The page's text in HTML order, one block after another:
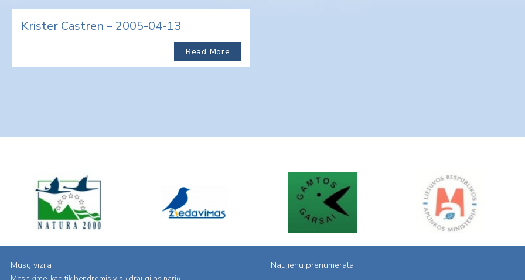
Krister Castren – 2005-04-13
Read More
Mūsų vizija Naujienų prenumerata